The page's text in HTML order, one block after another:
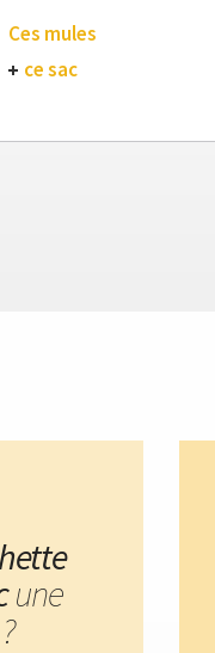
Ces mules
ce sac
une